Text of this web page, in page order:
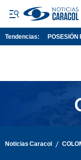
Tendencias: POSESIÓN
Noticias Caracol /